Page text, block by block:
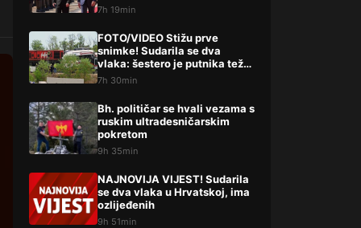
7h 19min
FOTO/VIDEO Stižu prve
snimke! Sudarila se dva
vlaka: šestero je putnika teže,
a 14 lakše ozlijeđeno
7h 30min
Bh. političar se hvali vezama s
ruskim ultradesničarskim
pokretom
9h 35min
NAJNOVIJA VIJEST! Sudarila
se dva vlaka u Hrvatskoj, ima
ozlijeđenih
9h 51min